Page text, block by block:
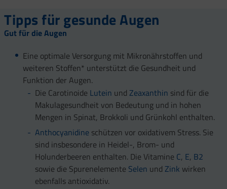
Tipps für gesunde Augen
Gut für die Augen
Eine optimale Versorgung mit Mikronährstoffen und
weiteren Stoffen* unterstützt die Gesundheit und
Funktion der Augen.
Die Carotinoide Lutein und Zeaxanthin sind für die
Makulagesundheit von Bedeutung und in hohen
Mengen in Spinat, Brokkoli und Grünkohl enthalten.
Anthocyanidineschützen vor oxidativem Stress. Sie
sind insbesondere in Heidel-, Brom- und
Holunderbeeren enthalten. Die Vitamine C, E, B2
sowie die Spurenelemente Selen und Zink wirken
ebenfalls antioxidativ.